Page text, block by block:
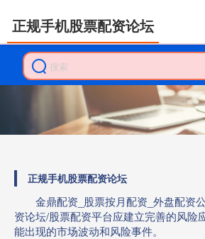
正规手机股票配资论坛
金鼎配资_股票按月配资_外盘配资
资论坛/股票配资平台应建立完善的风险
能出现的市场波动和风险事件。
正规手机股票配资论坛